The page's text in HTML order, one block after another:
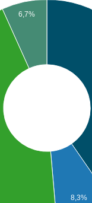
8,3%
6,7%